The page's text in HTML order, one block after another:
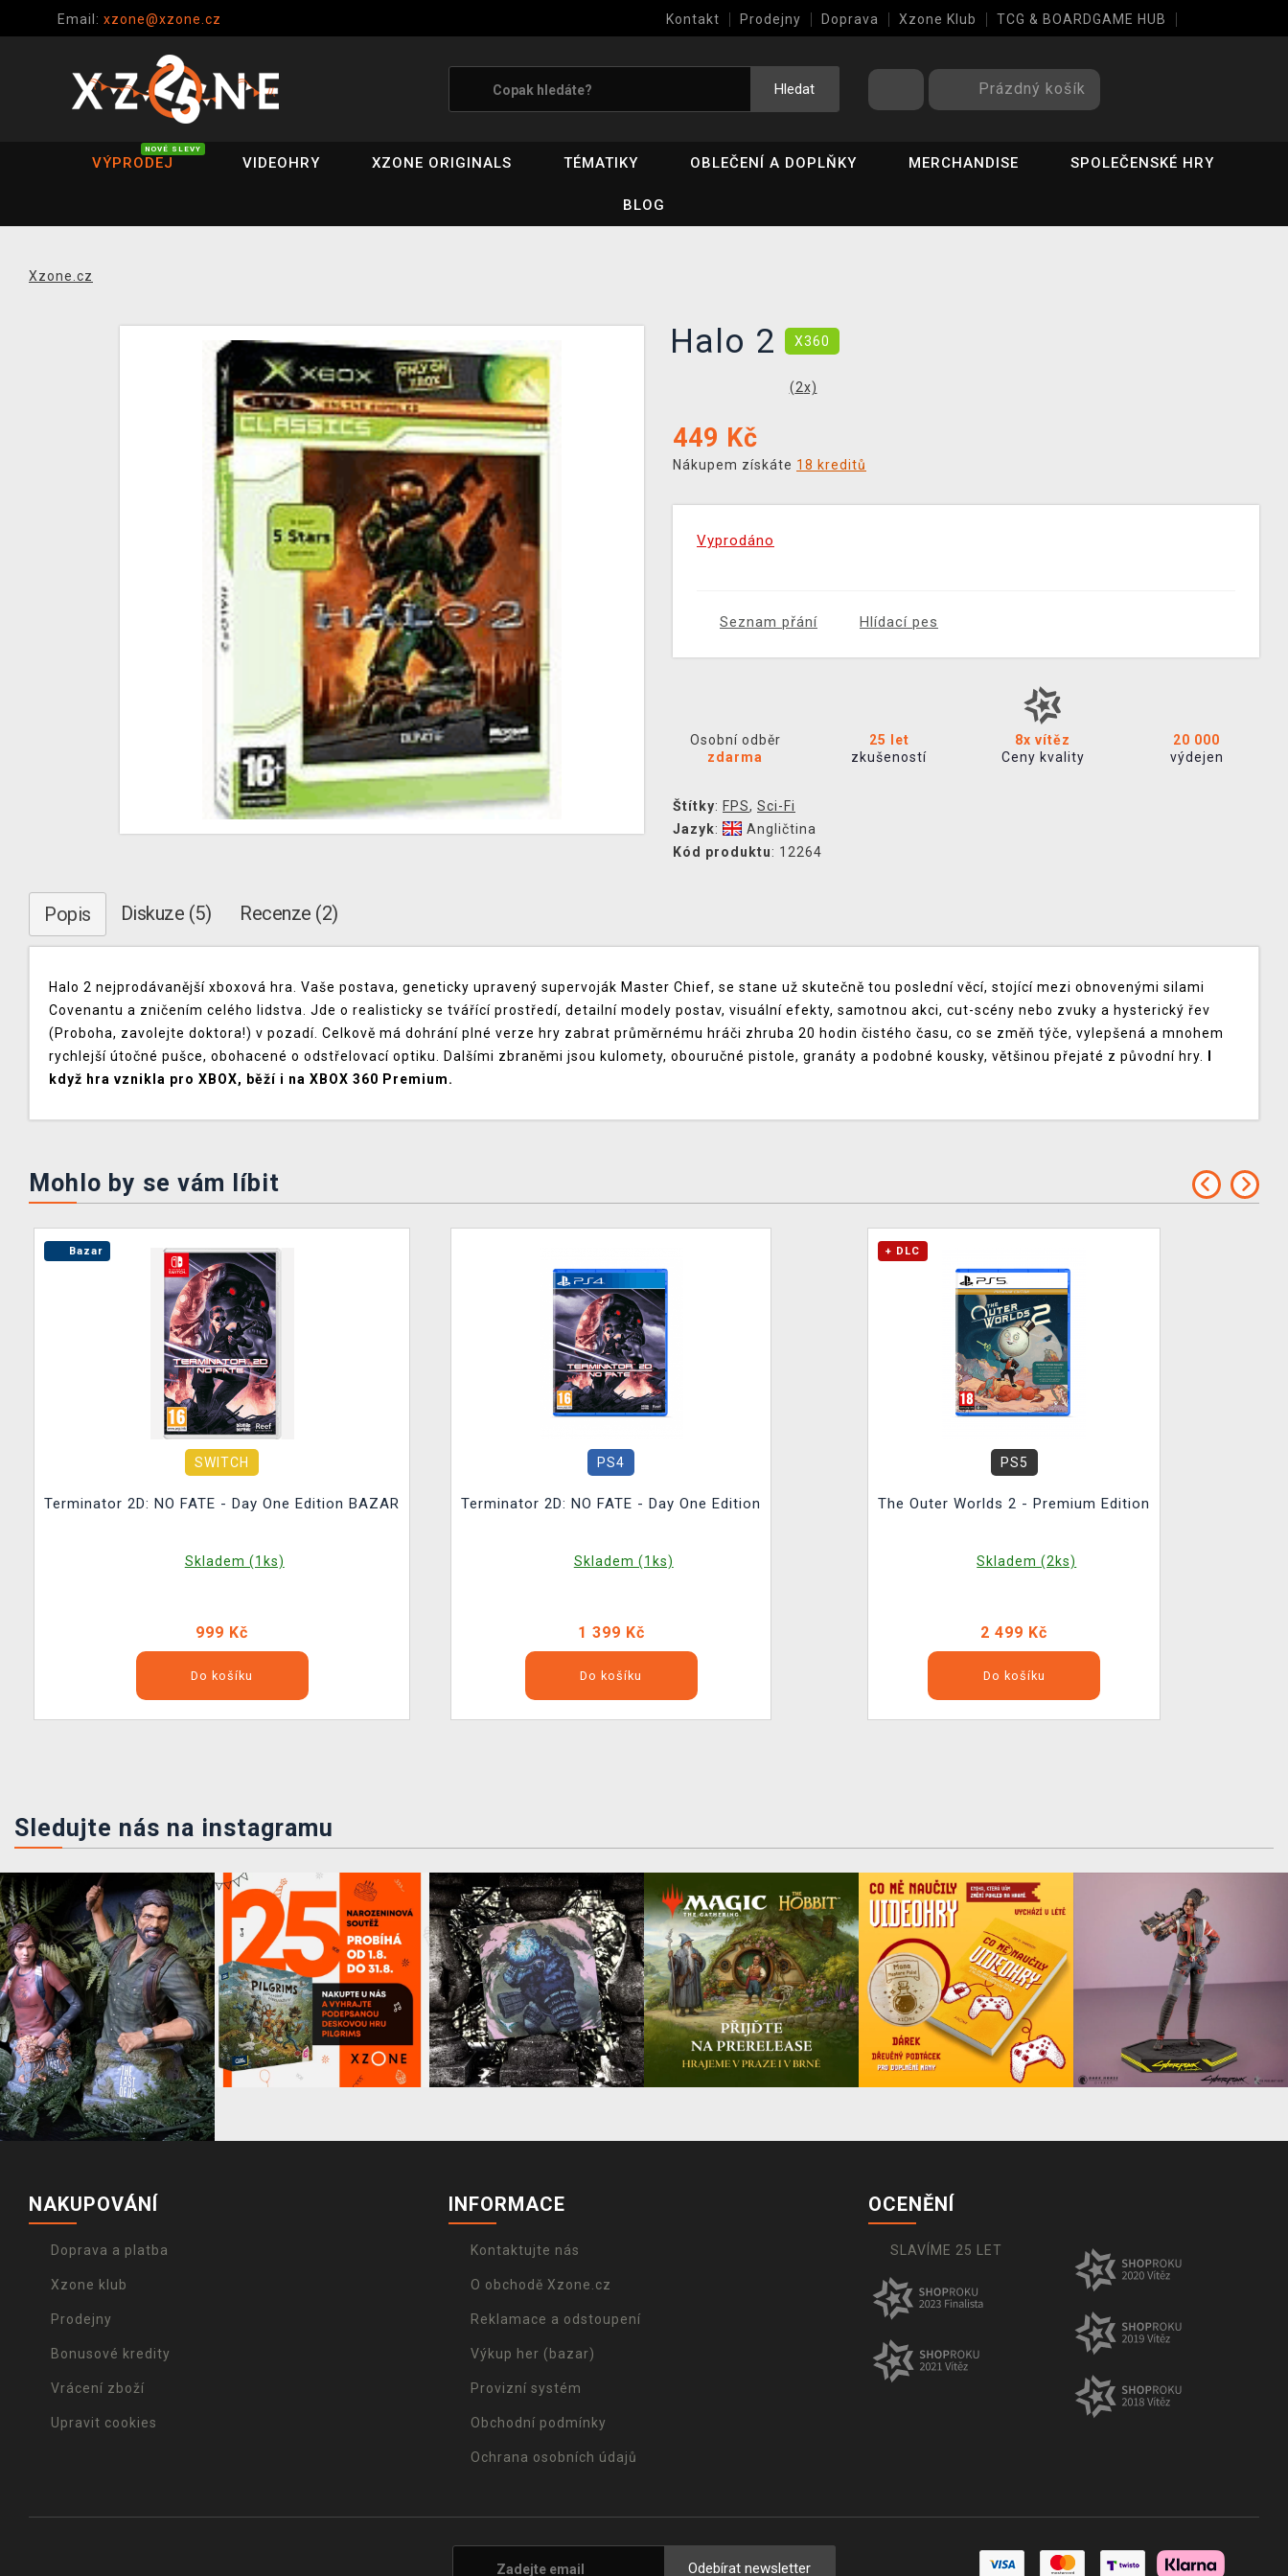
Email: xzone@xzone.cz Kontakt Prodejny Doprava Xzone Klub TCG & BOARDGAME HUB
Hledat Prázdný košík
VÝPRODEJ
NOVÉ SLEVY
VIDEOHRY XZONE ORIGINALS TÉMATIKY OBLEČENÍ A DOPLŇKY MERCHANDISE SPOLEČENSKÉ HRY
BLOG
Xzone.cz
Halo 2 X360
(2x)
449 Kč
Nákupem získáte 18 kreditů
Vyprodáno
Seznam přání Hlídací pes
Osobní odběr
zdarma
25 let
zkušeností
8x vítěz
Ceny kvality
20 000
výdejen
Štítky: FPS, Sci-Fi
Jazyk:
Angličtina
Kód produktu: 12264
Popis Diskuze (5) Recenze (2)
Halo 2 nejprodávanější xboxová hra. Vaše postava, geneticky upravený supervoják Master Chief, se stane už skutečně tou poslední věcí, stojící mezi obnovenými silami
Covenantu a zničením celého lidstva. Jde o realisticky se tvářící prostředí, detailní modely postav, visuální efekty, samotnou akci, cut-scény nebo zvuky a hysterický řev
(Proboha, zavolejte doktora!) v pozadí. Celkově má dohrání plné verze hry zabrat průměrnému hráči zhruba 20 hodin čistého času, co se změň týče, vylepšená a mnohem
rychlejší útočné pušce, obohacené o odstřelovací optiku. Dalšími zbraněmi jsou kulomety, obouručné pistole, granáty a podobné kousky, většinou přejaté z původní hry.
když hra vznikla pro XBOX, běží i na XBOX 360 Premium.
Mohlo by se vám líbit
Bazar
SWITCH
Terminator 2D: NO FATE - Day One Edition BAZAR
Skladem (1ks)
999 Kč
Do košíku
PS4
Terminator 2D: NO FATE - Day One Edition
Skladem (1ks)
1 399 Kč
Do košíku
+ DLC
PS5
The Outer Worlds 2 - Premium Edition
Skladem (2ks)
2 499 Kč
Do košíku
Sledujte nás na instagramu
NAKUPOVÁNÍ
Doprava a platba
Xzone klub
Prodejny
Bonusové kredity
Vrácení zboží
Upravit cookies
INFORMACE
Kontaktujte nás
O obchodě Xzone.cz
Reklamace a odstoupení
Výkup her (bazar)
Provizní systém
Obchodní podmínky
Ochrana osobních údajů
OCENĚNÍ
SLAVÍME 25 LET
Odebírat newsletter